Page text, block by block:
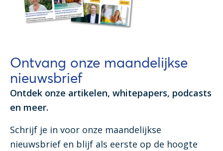
Ontvang onze maandelijkse
nieuwsbrief
Ontdek onze artikelen, whitepapers, podcasts
en meer.
Schrijf je in voor onze maandelijkse
nieuwsbrief en blijf als eerste op de hoogte